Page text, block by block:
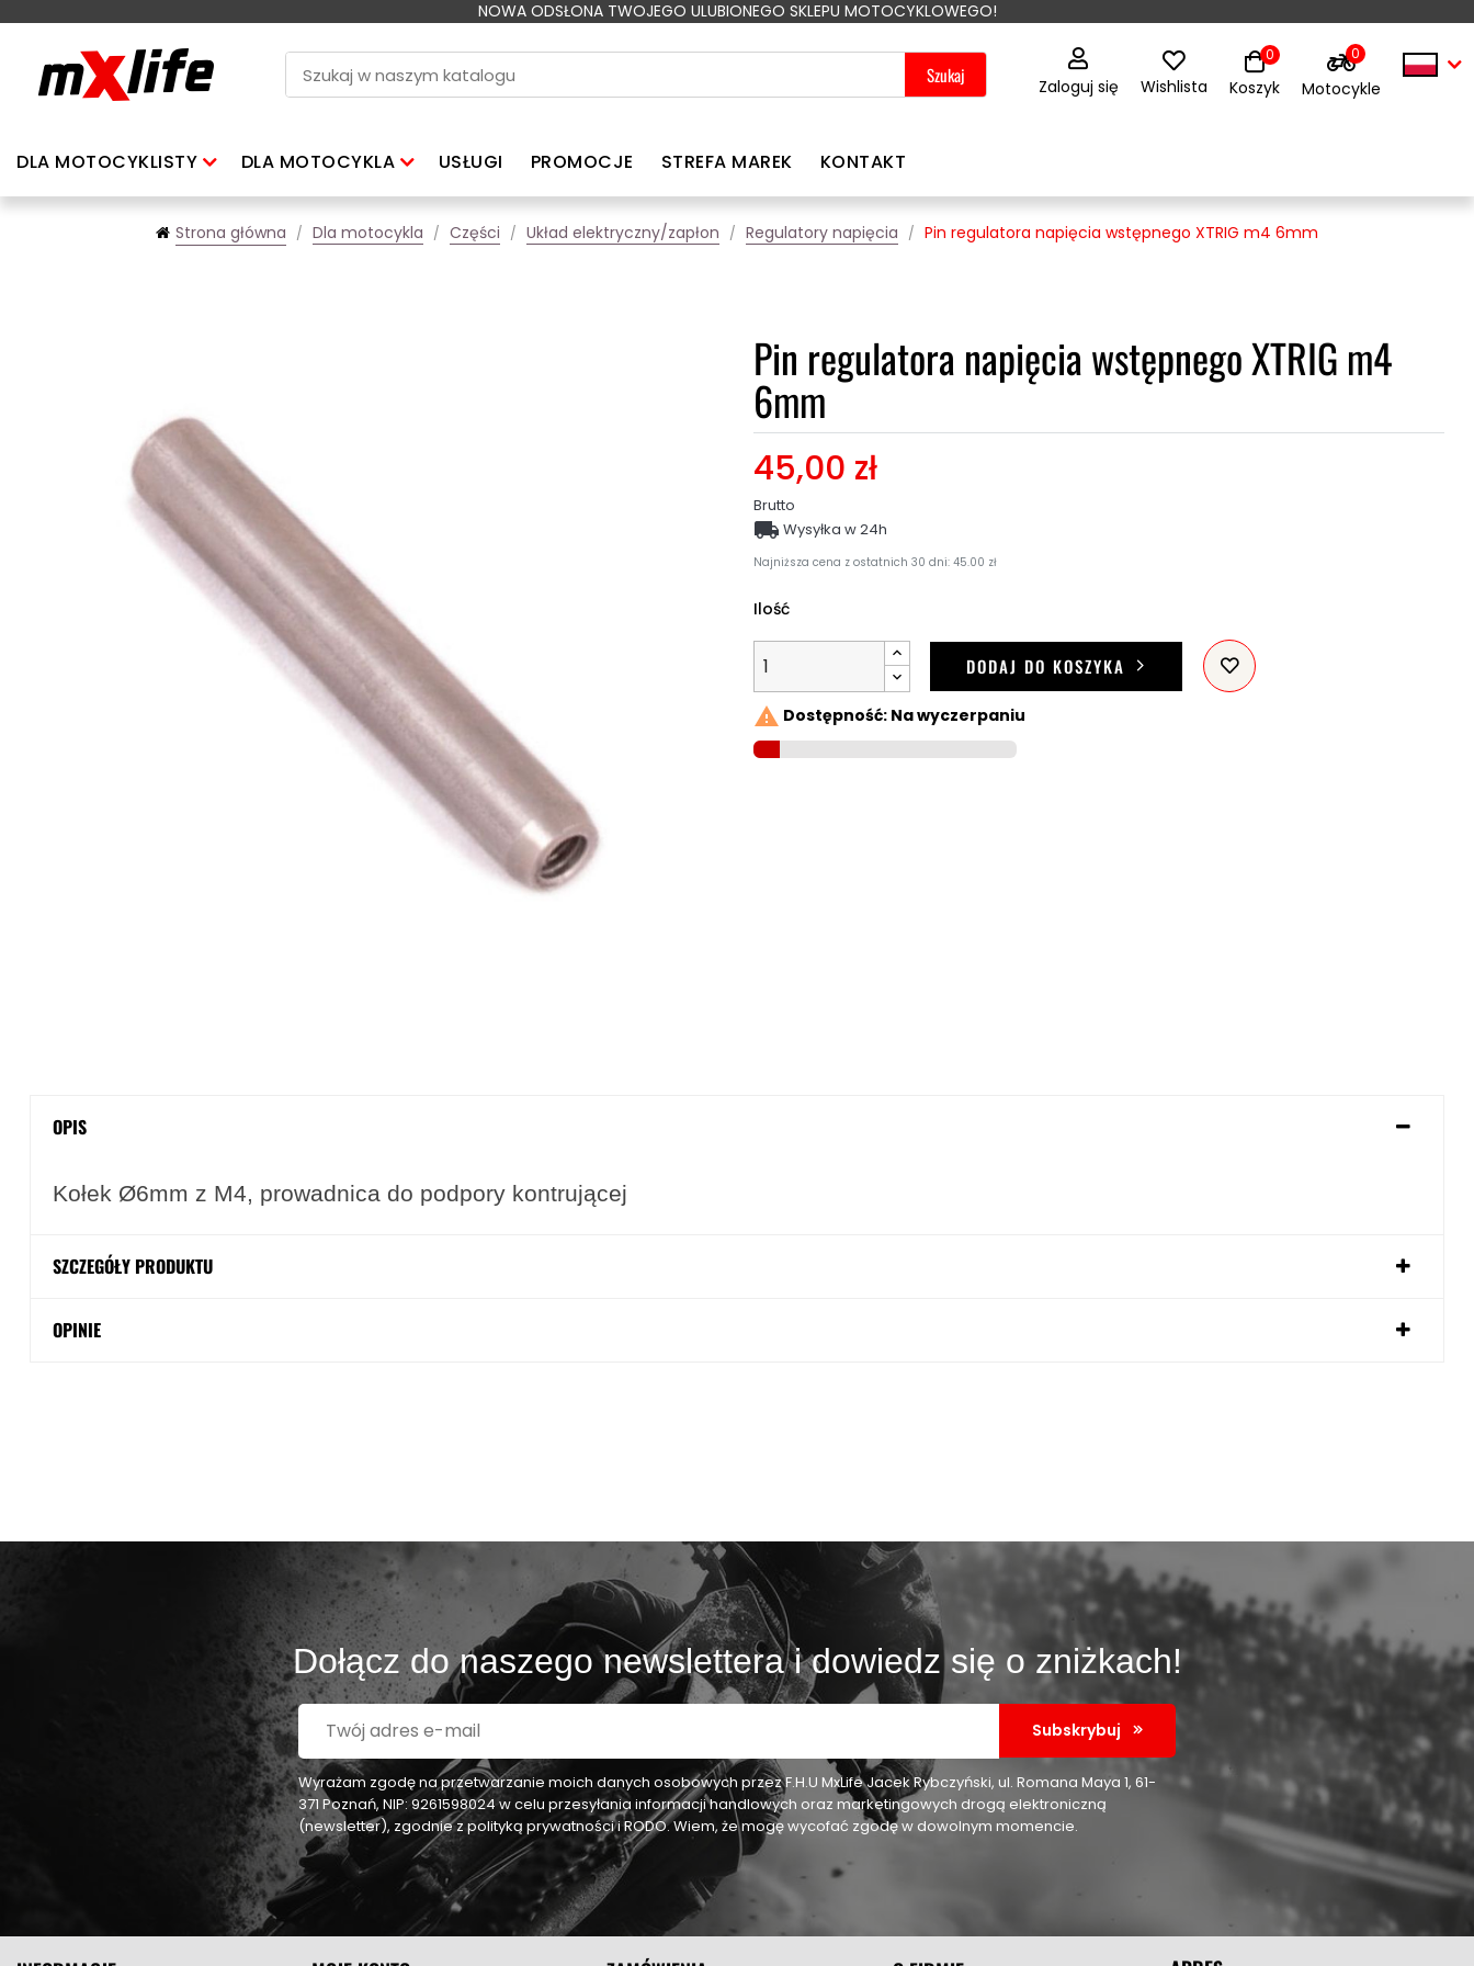
NOWA ODSŁONA TWOJEGO ULUBIONEGO SKLEPU MOTOCYKLOWEGO!
Szukaj Zaloguj się Wishlista Koszyk
0 0
Motocykle
DLA MOTOCYKLISTY DLA MOTOCYKLA USŁUGI PROMOCJE STREFA MAREK KONTAKT
Strona główna Dla motocykla Części Układ elektryczny/zapłon Regulatory napięcia Pin regulatora napięcia wstępnego XTRIG m4 6mm
Pin regulatora napięcia wstępnego XTRIG m4
6mm
45,00 zł
Brutto
Najniższa cena z ostatnich 30 dni: 45.00 zł
 Wysyłka w 24h
Ilość
DODAJ DO KOSZYKA
 Dostępność: Na wyczerpaniu
OPIS
Kołek Ø6mm z M4, prowadnica do podpory kontrującej
SZCZEGÓŁY PRODUKTU
OPINIE
Dołącz do naszego newslettera i dowiedz się o zniżkach!
Subskrybuj
Wyrażam zgodę na przetwarzanie moich danych osobowych przez F.H.U MxLife Jacek Rybczyński, ul. Romana Maya 1, 61-
371 Poznań, NIP: 9261598024 w celu przesyłania informacji handlowych oraz marketingowych drogą elektroniczną
(newsletter), zgodnie z polityką prywatności i RODO. Wiem, że mogę wycofać zgodę w dowolnym momencie.